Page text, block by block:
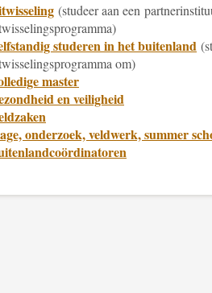
(studeer aan een
studeren in het buitenland
om)
master
en veiligheid
onderzoek, veldwerk, summer